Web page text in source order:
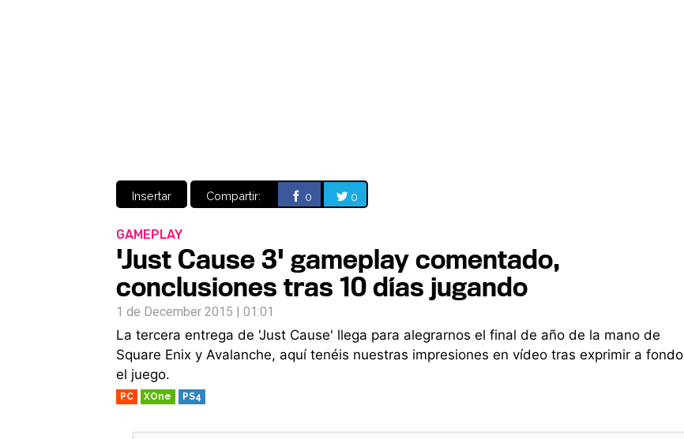
Insertar Compartir: 0 0
GAMEPLAY
'Just Cause 3' gameplay comentado,
conclusiones tras 10 días jugando
1 de December 2015 | 01:01
La tercera entrega de 'Just Cause' llega para alegrarnos el final de año de la mano de
Square Enix y Avalanche, aquí tenéis nuestras impresiones en vídeo tras exprimir a fondo
el juego.
PC XOne PS4